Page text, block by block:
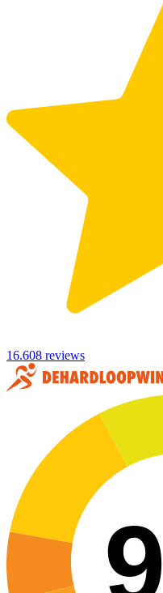
16.608 reviews